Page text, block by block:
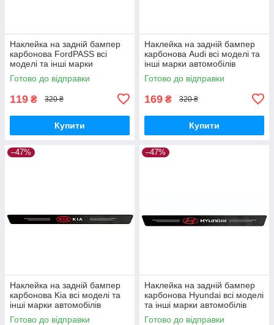
Наклейка на задній бампер
карбонова FordPASS всі
моделі та інші марки
автомобілів 90х7см
Готово до відправки
119 ₴ 320 ₴
Купити
Наклейка на задній бампер
карбонова Audi всі моделі та
інші марки автомобілів
90х7см
Готово до відправки
169 ₴ 320 ₴
Купити
–47%
Наклейка на задній бампер
карбонова Kia всі моделі та
інші марки автомобілів
90х7см
Готово до відправки
–47%
Наклейка на задній бампер
карбонова Hyundai всі моделі
та інші марки автомобілів
90х7см
Готово до відправки